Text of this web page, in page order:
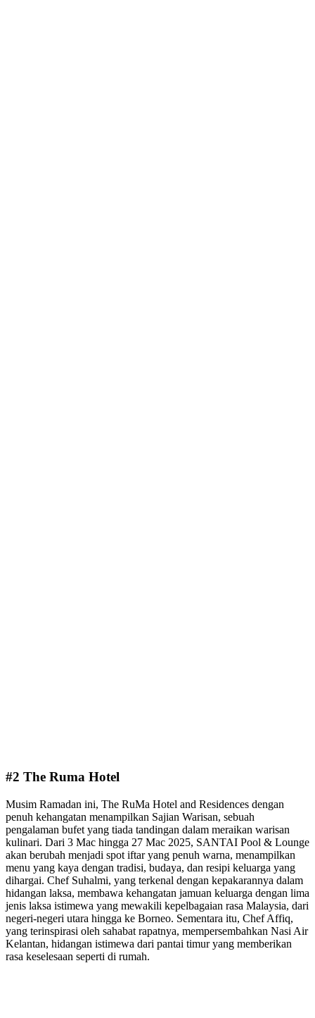
#2 The Ruma Hotel
Musim Ramadan ini, The RuMa Hotel and Residences dengan
penuh kehangatan menampilkan Sajian Warisan, sebuah
pengalaman bufet yang tiada tandingan dalam meraikan warisan
kulinari. Dari 3 Mac hingga 27 Mac 2025, SANTAI Pool & Lounge
akan berubah menjadi spot iftar yang penuh warna, menampilkan
menu yang kaya dengan tradisi, budaya, dan resipi keluarga yang
dihargai. Chef Suhalmi, yang terkenal dengan kepakarannya dalam
hidangan laksa, membawa kehangatan jamuan keluarga dengan lima
jenis laksa istimewa yang mewakili kepelbagaian rasa Malaysia, dari
negeri-negeri utara hingga ke Borneo. Sementara itu, Chef Affiq,
yang terinspirasi oleh sahabat rapatnya, mempersembahkan Nasi Air
Kelantan, hidangan istimewa dari pantai timur yang memberikan
rasa keselesaan seperti di rumah.